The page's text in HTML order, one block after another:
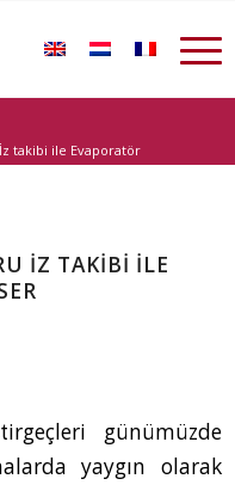
takibi ile Evaporatör
İZ TAKIBI ILE
günümüzde
yaygın olarak